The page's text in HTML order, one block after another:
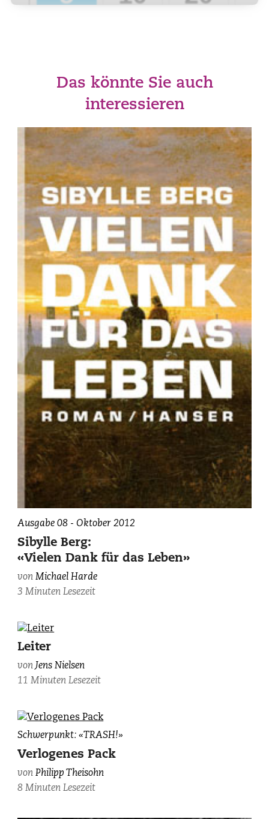
Das könnte Sie auch
interessieren
Ausgabe 08 - Oktober 2012
Sibylle Berg:
«Vielen Dank für das Leben»
vonMichael Harde
3 Minuten Lesezeit
Leiter
vonJens Nielsen
11 Minuten Lesezeit
Illustration:
Mock.
Schwerpunkt: «TRASH!»
Verlogenes Pack
vonPhilipp Theisohn
8 Minuten Lesezeit